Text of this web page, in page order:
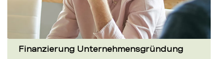
Finanzierung Unternehmensgründung